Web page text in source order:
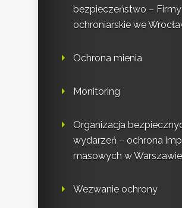
bezpieczeństwo – Firmy
ochroniarskie we
Ochrona mienia
Monitoring
Organizacja
wydarzeń – ochrona
masowych w Warszawie
Wezwanie ochrony